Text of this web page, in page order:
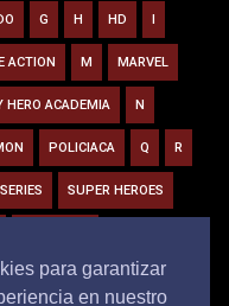
para garantizar
en nuestro
G H HD I
ACTION M MARVEL
HERO ACADEMIA N
POLICIACA Q R
SERIES SUPER HEROES
ZOMBIE